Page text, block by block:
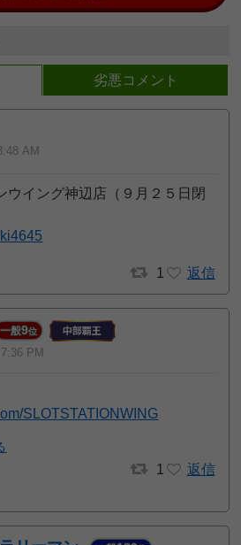
劣悪コメント
AM
ウイング神辺店（９月２５日閉
1 返信
一般9位
PM
SLOTSTATIONWING
1 返信